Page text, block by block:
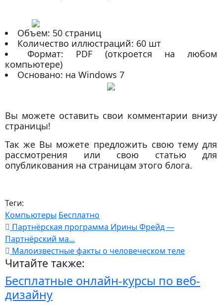
Объем: 50 страниц
Количество иллюстраций: 60 шт
Формат: PDF (откроется на любом
компьютере)
Основано: на Windows 7
Вы можете оставить свои комментарии внизу
страницы!
Так же Вы можете предложить свою тему для
рассмотрения или свою статью для
опубликования на страницам этого блога.
Теги:
Компьютеры Бесплатно
Партнёрская программа Ирины Фрейд —
Партнёрский ма...
Малоизвестные факты о человеческом теле
Читайте также:
Бесплатные онлайн-курсы по веб-
дизайну